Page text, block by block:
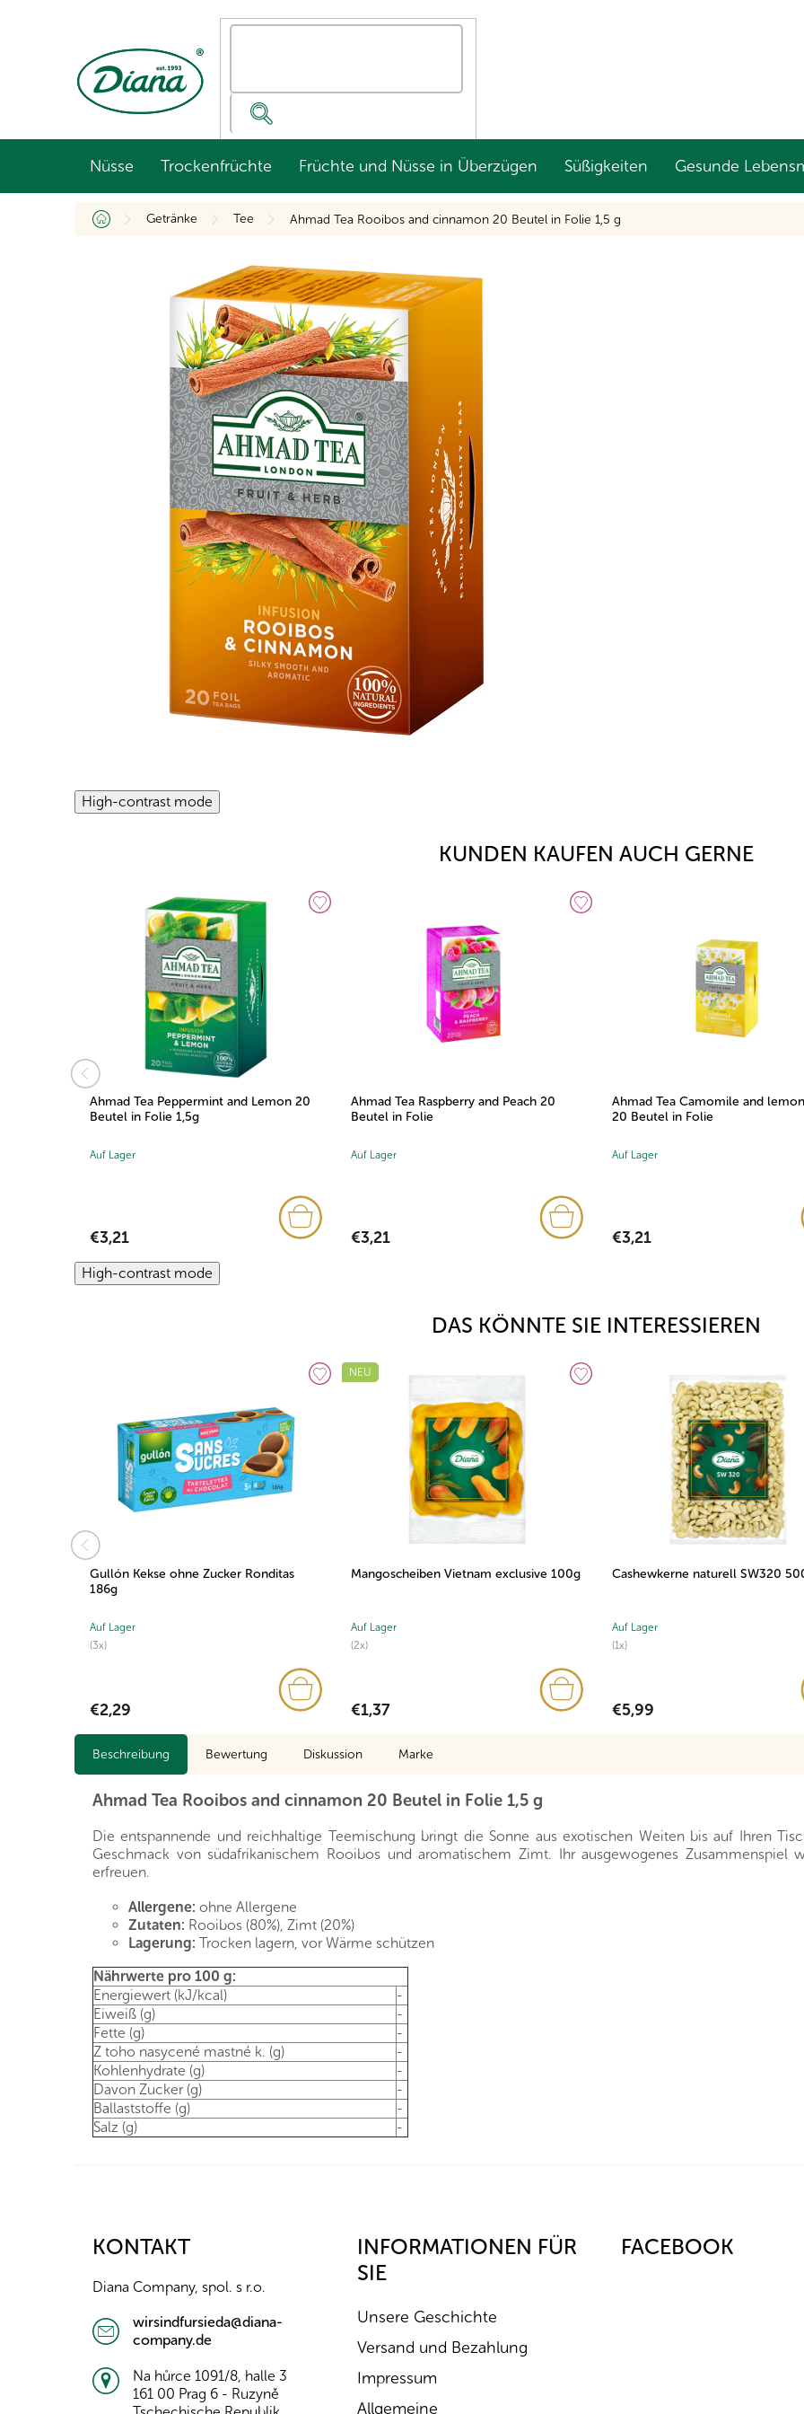
Nüsse Trockenfrüchte Früchte und Nüsse in Überzügen Süßigkeiten Gesunde
StartseiteGetränke Tee Ahmad Tea Rooibos and cinnamon 20 Beutel in Folie 1,5 g
High-contrast mode
KUNDEN KAUFEN AUCH GERNE
Ahmad Tea Peppermint and Lemon 20
Beutel in Folie 1,5g
Auf Lager
€3,21
Ahmad Tea Raspberry and Peach 20
Beutel in Folie
Auf Lager
€3,21
Ahmad Tea Camomile and
20 Beutel in Folie
Auf Lager
€3,21
High-contrast mode
DAS KÖNNTE SIE INTERESSIEREN
Gullón Kekse ohne Zucker Ronditas
186g
(3x)
Auf Lager
€2,29
NEU
Mangoscheiben Vietnam exclusive 100g
(2x)
Auf Lager
€1,37
Cashewkerne naturell SW320
(1x)
Auf Lager
€5,99
Beschreibung Bewertung Diskussion Marke
Ahmad Tea Rooibos and cinnamon 20 Beutel in Folie 1,5 g
Die entspannende und reichhaltige Teemischung bringt die Sonne aus exotischen Weiten bis auf Ihren
Geschmack von südafrikanischem Rooibos und aromatischem Zimt. Ihr ausgewogenes Zusammenspiel
erfreuen.
Allergene: ohne Allergene
Zutaten: Rooibos (80%), Zimt (20%)
Lagerung: Trocken lagern, vor Wärme schützen
Nährwerte pro 100 g:
Energiewert (kJ/kcal)
-
Eiweiß (g)
-
Fette (g)
-
Z toho nasycené mastné k. (g)
-
Kohlenhydrate (g)
-
Davon Zucker (g)
-
Ballaststoffe (g)
-
Salz (g)
-
KONTAKT
Diana Company, spol. s r.o.
wirsindfursieda@diana-
company.de
Na hůrce 1091/8, halle 3
161 00 Prag 6 - Ruzyně
INFORMATIONEN FÜR
SIE
Unsere Geschichte
Versand und Bezahlung
Impressum
Allgemeine
FACEBOOK